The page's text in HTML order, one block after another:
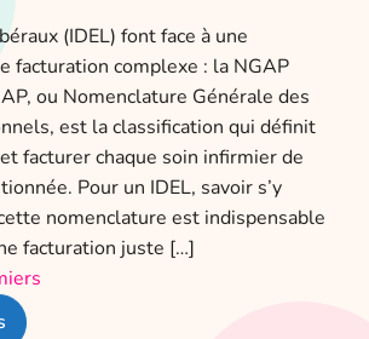
(IDEL) font face à une
facturation complexe : la NGAP
ou Nomenclature Générale des
est la classification qui définit
facturer chaque soin infirmier de
Pour un IDEL, savoir s’y
nomenclature est indispensable
facturation juste […]